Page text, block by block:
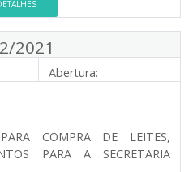
2021
Abertura:
COMPRA DE LEITES,
PARA A SECRETARIA